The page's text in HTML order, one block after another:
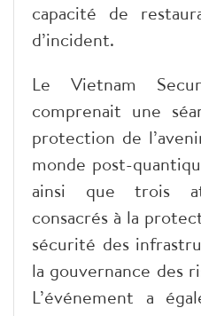
capacité de
d’incident.
Le Vietnam
comprenait une
protection de
monde post-
ainsi que trois
consacrés à la
sécurité des
la gouvernance des
L’événement a